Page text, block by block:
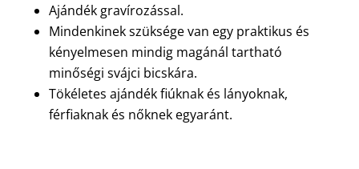
Ajándék gravírozással.
Mindenkinek szüksége van egy praktikus és
kényelmesen mindig magánál tartható
minőségi svájci bicskára.
Tökéletes ajándék fiúknak és lányoknak,
férfiaknak és nőknek egyaránt.